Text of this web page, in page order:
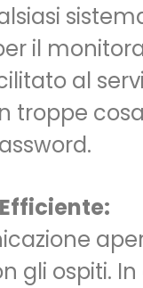
il
al
troppe
gli ospiti.